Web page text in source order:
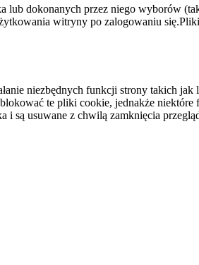
dokonanych przez niego wyborów
witryny po zalogowaniu
niezbędnych funkcji strony takich jak
te pliki cookie, jednakże
i są usuwane z chwilą zamknięcia